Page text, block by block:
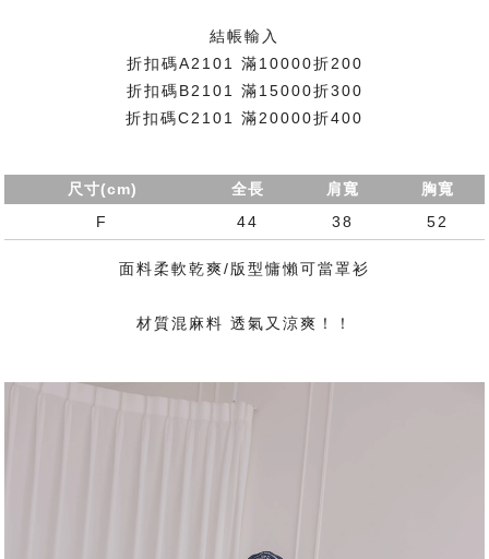
結帳輸入
折扣碼A2101 滿10000折200
折扣碼B2101 滿15000折300
折扣碼C2101 滿20000折400
尺寸(cm) 全長 肩寬
胸寬
F
44 38 52
面料柔軟乾爽/版型慵懶可當罩衫
材質混麻料 透氣又涼爽！！